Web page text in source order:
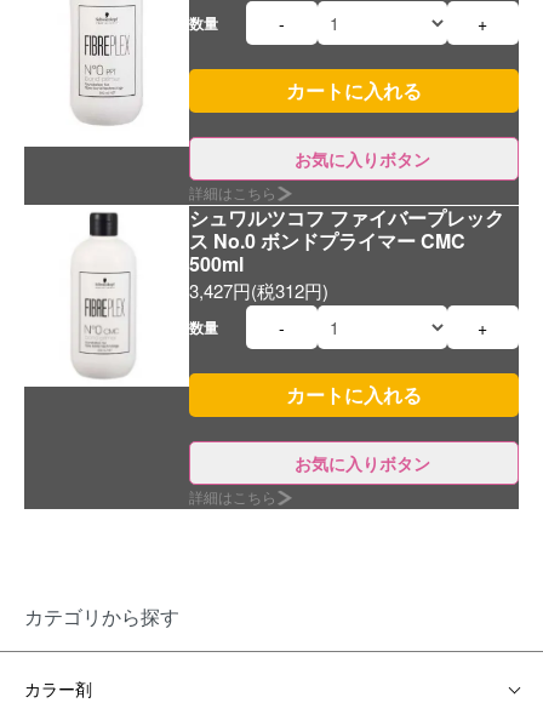
数量 - +
お気に入りボタン
詳細はこちら
シュワルツコフ ファイバープレック
ス No.0 ボンドプライマー CMC
500ml
3,427円(税312円)
数量 - +
お気に入りボタン
詳細はこちら
カテゴリから探す
カラー剤